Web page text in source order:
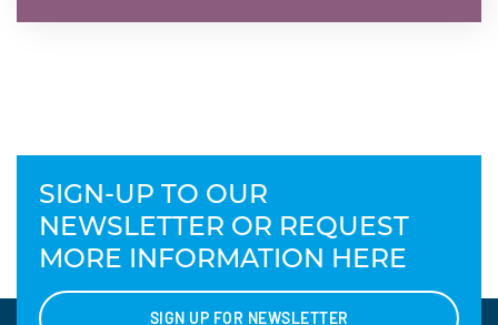
SIGN-UP TO OUR
NEWSLETTER OR REQUEST
MORE INFORMATION HERE
SIGN UP FOR NEWSLETTER